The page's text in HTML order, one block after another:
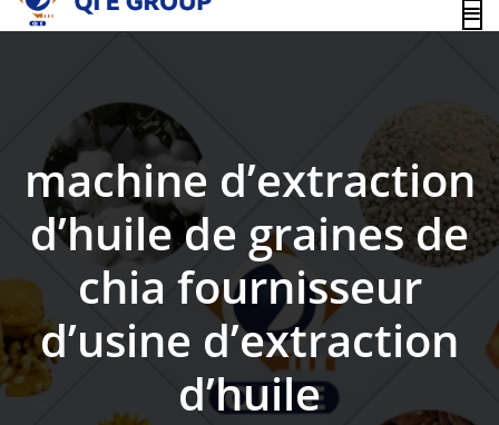
content
machine d’extraction
d’huile de graines de
chia fournisseur
d’usine d’extraction
d’huile